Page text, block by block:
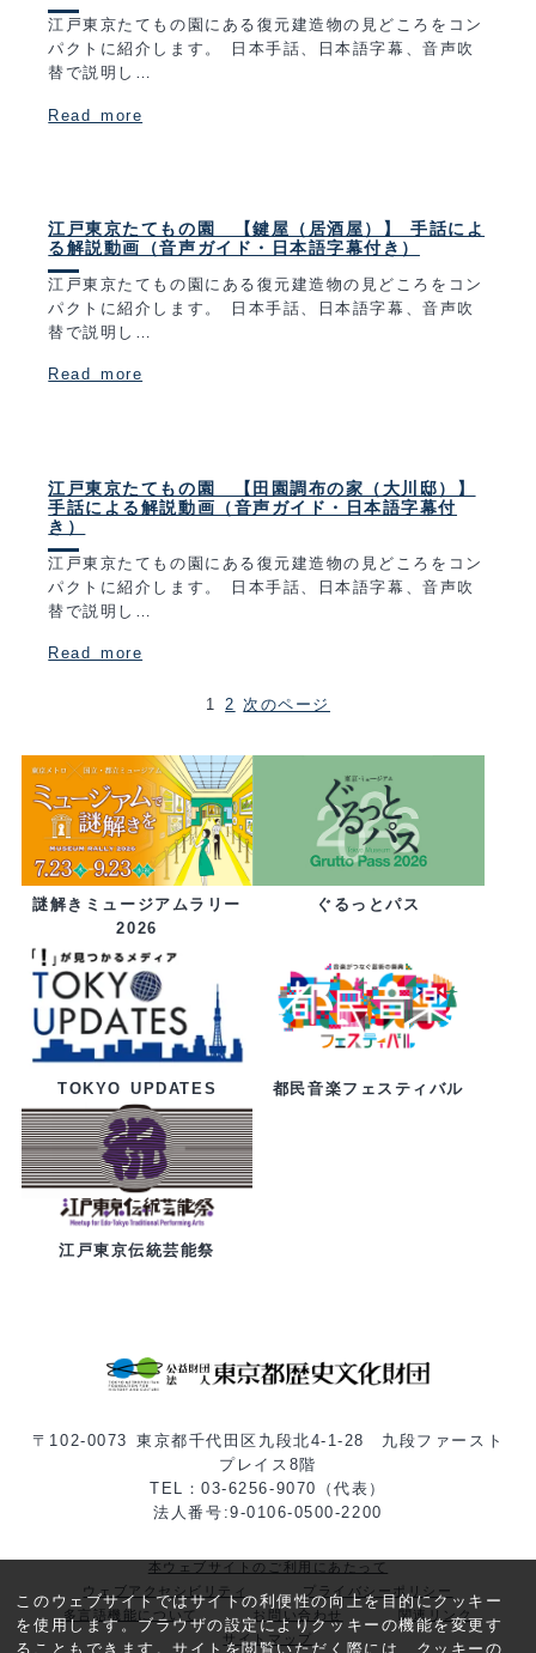
このウェブサイトではサイトの利便性の向上を目的にクッキー
を使用します。ブラウザの設定によりクッキーの機能を変更す
ることもできます。サイトを閲覧いただく際には、クッキーの
江戸東京たてもの園にある復元建造物の見どころをコン
パクトに紹介します。 日本手話、日本語字幕、音声吹
替で説明し…
Read more
江戸東京たてもの園 【鍵屋（居酒屋）】 手話によ
る解説動画（音声ガイド・日本語字幕付き）
江戸東京たてもの園にある復元建造物の見どころをコン
パクトに紹介します。 日本手話、日本語字幕、音声吹
替で説明し…
Read more
江戸東京たてもの園 【田園調布の家（大川邸）】
手話による解説動画（音声ガイド・日本語字幕付
き）
江戸東京たてもの園にある復元建造物の見どころをコン
パクトに紹介します。 日本手話、日本語字幕、音声吹
替で説明し…
Read more
1 2 次のページ
謎解きミュージアムラリー
2026
ぐるっとパス
TOKYO UPDATES 都民音楽フェスティバル
江戸東京伝統芸能祭
〒102-0073 東京都千代田区九段北4-1-28 九段ファースト
プレイス8階
TEL：03-6256-9070（代表）
法人番号:9-0106-0500-2200
本ウェブサイトのご利用にあたって
ウェブアクセシビリティ
プライバシーポリシー
多言語機能について
お問い合わせ
関連リンク
サイトマップ